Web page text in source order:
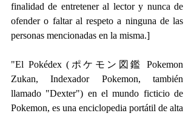
finalidad de entretener al lector y nunca de
ofender o faltar al respeto a ninguna de las
personas mencionadas en la misma.]
"El Pokédex (ポケモン図鑑 Pokemon
Zukan, Indexador Pokemon, también
llamado "Dexter") en el mundo ficticio de
Pokemon, es una enciclopedia portátil de alta